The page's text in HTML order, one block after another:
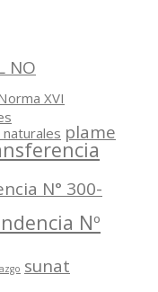
NO
XVI
plame
N° 300-
Nº
sunat